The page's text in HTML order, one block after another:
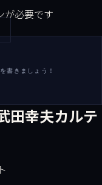
が必要です
書きましょう！
田幸夫カルテ